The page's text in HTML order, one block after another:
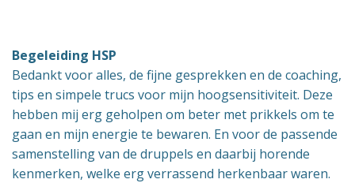
Begeleiding HSP
Bedankt voor alles, de fijne gesprekken en de coaching,
tips en simpele trucs voor mijn hoogsensitiviteit. Deze
hebben mij erg geholpen om beter met prikkels om te
gaan en mijn energie te bewaren. En voor de passende
samenstelling van de druppels en daarbij horende
kenmerken, welke erg verrassend herkenbaar waren.